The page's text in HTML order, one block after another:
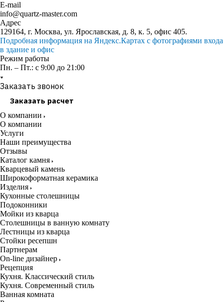
E-mail
info@quartz-master.com
Адрес
129164, г. Москва, ул. Ярославская, д. 8, к. 5, офис 405.
Подробная информация на Яндекс.Картах с фотографиями входа
в здание и офис
Режим работы
Пн. – Пт.: с 9:00 до 21:00
Заказать звонок
Заказать расчет
О компании
О компании
Услуги
Наши преимущества
Отзывы
Каталог камня
Кварцевый камень
Широкоформатная керамика
Изделия
Кухонные столешницы
Подоконники
Мойки из кварца
Столешницы в ванную комнату
Лестницы из кварца
Стойки ресепшн
Партнерам
On-line дизайнер
Рецепция
Кухня. Классический стиль
Кухня. Современный стиль
Ванная комната